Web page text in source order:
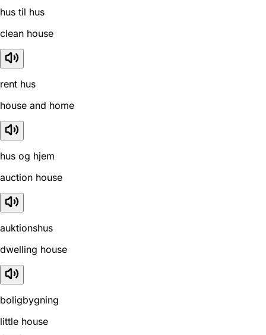
hus til hus
clean house
rent hus
house and home
hus og hjem
auction house
auktionshus
dwelling house
boligbygning
little house